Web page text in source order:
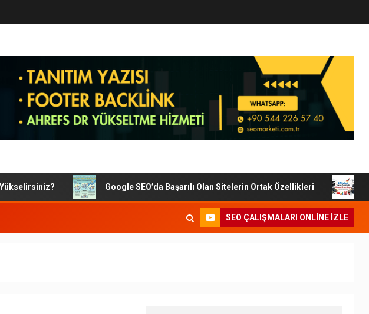
Google SEO’da Başarılı Olan Sitelerin Ortak Özellikleri
SEO ÇALIŞMALARI ONLINE IZLE